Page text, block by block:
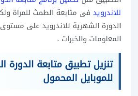
للاندرويد فى متابعة الطمث للمراة
الدورة الشهرية للاندرويد على
المعلومات والخبرات .
تنزيل تطبيق متابعة الدورة
للموبايل المحمول